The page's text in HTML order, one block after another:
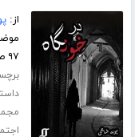
از:
۹۷ صفحه